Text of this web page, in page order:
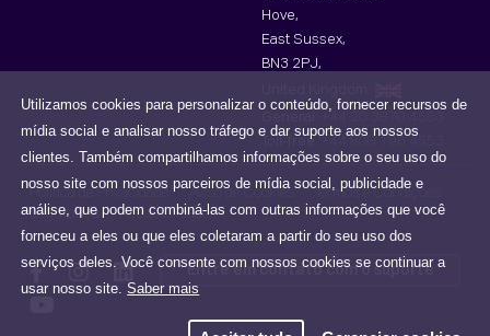
Utilizamos cookies para personalizar o conteúdo, fornecer recursos de
mídia social e analisar nosso tráfego e dar suporte aos nossos
clientes. Também compartilhamos informações sobre o seu uso do
nosso site com nossos parceiros de mídia social, publicidade e
análise, que podem combiná-las com outras informações que você
forneceu a eles ou que eles coletaram a partir do seu uso dos
serviços deles. Você consente com nossos cookies se continuar a
usar nosso site.Saber mais
Hove,
East Sussex,
BN3 2PJ,
Toll-free :
Termos e Condições
Segurança
Acessibilidade
Entre em contato com o suporte